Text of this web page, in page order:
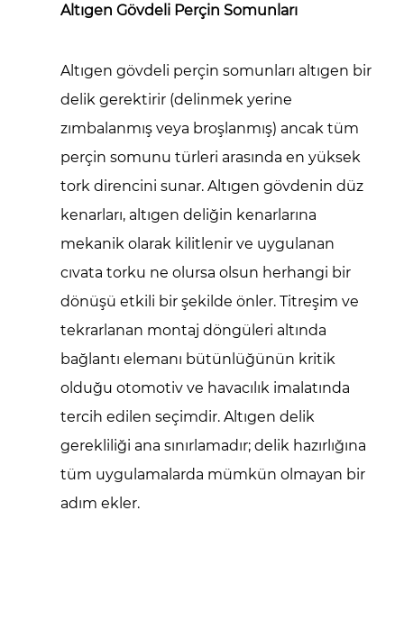
Altıgen Gövdeli Perçin Somunları
Altıgen gövdeli perçin somunları altıgen bir
delik gerektirir (delinmek yerine
zımbalanmış veya broşlanmış) ancak tüm
perçin somunu türleri arasında en yüksek
tork direncini sunar. Altıgen gövdenin düz
kenarları, altıgen deliğin kenarlarına
mekanik olarak kilitlenir ve uygulanan
cıvata torku ne olursa olsun herhangi bir
dönüşü etkili bir şekilde önler. Titreşim ve
tekrarlanan montaj döngüleri altında
bağlantı elemanı bütünlüğünün kritik
olduğu otomotiv ve havacılık imalatında
tercih edilen seçimdir. Altıgen delik
gerekliliği ana sınırlamadır; delik hazırlığına
tüm uygulamalarda mümkün olmayan bir
adım ekler.